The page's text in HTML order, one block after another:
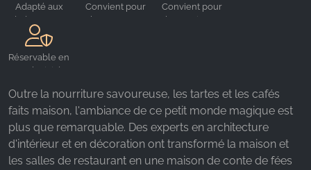
Adapté aux
événements
Convient pour
les groupes
Convient pour
les mariages
Réservable en
exclusivité
Outre la nourriture savoureuse, les tartes et les cafés
faits maison, l'ambiance de ce petit monde magique est
plus que remarquable. Des experts en architecture
d'intérieur et en décoration ont transformé la maison et
les salles de restaurant en une maison de conte de fées
informations nous aident à comprendre comment
nos visiteurs utilisent notre site web.
Google Analytics
_ga, _gid, _gac_gb_
Provider:
Google LLC